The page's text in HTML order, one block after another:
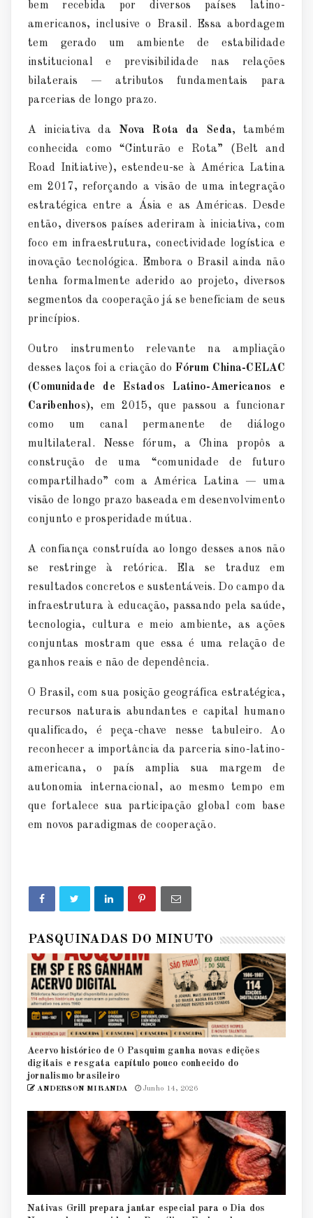
bem recebida por diversos países latino-
americanos, inclusive o Brasil. Essa abordagem
tem gerado um ambiente de estabilidade
institucional e previsibilidade nas relações
bilaterais —atributos fundamentais para
parcerias de longo prazo.
A iniciativa da Nova Rota da Seda, também
conhecida como “Cinturão e Rota” (Belt and
Road Initiative), estendeu-seà América Latina
em 2017, reforçando a visão de uma integração
estratégica entre a Ásia e as Américas. Desde
então, diversos países aderiramà iniciativa, com
foco em infraestrutura, conectividade logística e
inovação tecnológica. Embora o Brasil ainda não
tenha formalmente aderido ao projeto, diversos
segmentos da cooperação jáse beneficiam de seus
princípios.
Outro instrumento relevante na ampliação
desses laços foi a criação doFórum China-CELAC
(Comunidade de Estados Latino-Americanos e
Caribenhos), em 2015, que passou a funcionar
como um canal permanente de diálogo
multilateral. Nesse fórum, a China propôs a
construção de uma “comunidade de futuro
compartilhado”com a América Latina —uma
visão de longo prazo baseada em desenvolvimento
conjunto e prosperidade mútua.
A confiança construída ao longo desses anos não
se restringeà retórica. Ela se traduz em
resultados concretos e sustentáveis. Do campo da
infraestrutura à educação, passando pela saúde,
tecnologia, cultura e meio ambiente, as ações
conjuntas mostram que essaé uma relação de
ganhos reais e não de dependência.
O Brasil, com sua posição geográfica estratégica,
recursos naturais abundantes e capital humano
qualificado, épeça-chave nesse tabuleiro. Ao
reconhecer a importância da parceria sino-latino-
americana, o país amplia sua margem de
autonomia internacional, ao mesmo tempo em
que fortalece sua participação global com base
em novos paradigmas de cooperação.
PASQUINADAS DO MINUTO
Acervo histórico de O Pasquim ganha novas edições
digitais e resgata capítulo pouco conhecido do
jornalismo brasileiro
ANDERSON MIRANDA Junho 14, 2026
Nativas Grill prepara jantar especial para o Dia dos